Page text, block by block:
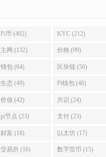
Pi币 (492) KYC (212)
主网 (132) 价格 (99)
钱包 (64) 区块链 (56)
生态 (49) Pi钱包 (48)
价值 (42) 共识 (24)
pi节点 (23) 支付 (23)
财富 (18) 以太坊 (17)
交易所 (16) 数字货币 (15)